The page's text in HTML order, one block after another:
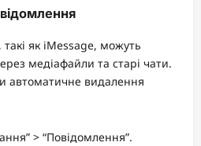
як iMessage, можуть
медіафайли та старі чати.
автоматичне видалення
> “Повідомлення”.